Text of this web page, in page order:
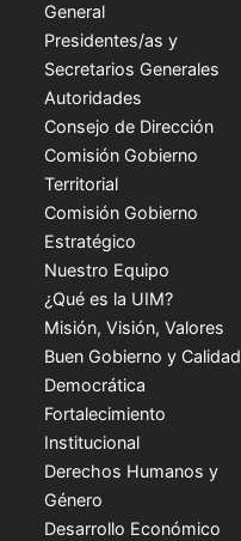
General
Presidentes/as y
Secretarios Generales
Autoridades
Consejo de Dirección
Comisión Gobierno
Territorial
Comisión Gobierno
Estratégico
Nuestro Equipo
¿Qué es la UIM?
Misión, Visión, Valores
Buen Gobierno y Calidad
Democrática
Fortalecimiento
Institucional
Derechos Humanos y
Género
Desarrollo Económico